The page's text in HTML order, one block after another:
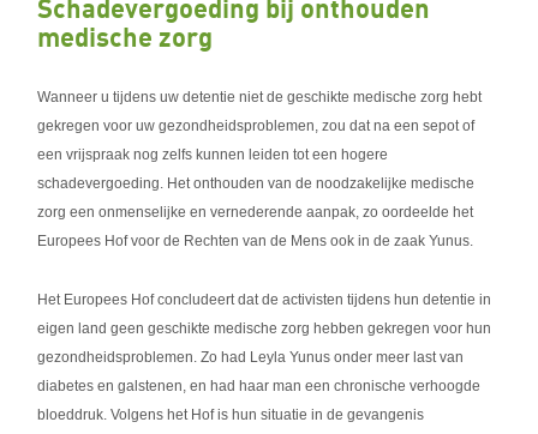
Schadevergoeding bij onthouden
medische zorg
Wanneer u tijdens uw detentie niet de geschikte medische zorg hebt
gekregen voor uw gezondheidsproblemen, zou dat na een sepot of
een vrijspraak nog zelfs kunnen leiden tot een hogere
schadevergoeding. Het onthouden van de noodzakelijke medische
zorg een onmenselijke en vernederende aanpak, zo oordeelde het
Europees Hof voor de Rechten van de Mens ook in de zaak Yunus.
Het Europees Hof concludeert dat de activisten tijdens hun detentie in
eigen land geen geschikte medische zorg hebben gekregen voor hun
gezondheidsproblemen. Zo had Leyla Yunus onder meer last van
diabetes en galstenen, en had haar man een chronische verhoogde
bloeddruk. Volgens het Hof is hun situatie in de gevangenis